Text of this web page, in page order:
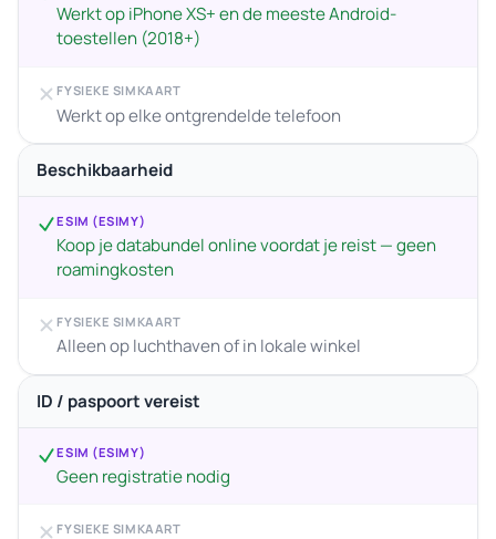
Werkt op iPhone XS+ en de meeste Android-
toestellen (2018+)
FYSIEKE SIMKAART
Werkt op elke ontgrendelde telefoon
Beschikbaarheid
ESIM (ESIMY)
Koop je databundel online voordat je reist — geen
roamingkosten
FYSIEKE SIMKAART
Alleen op luchthaven of in lokale winkel
ID / paspoort vereist
ESIM (ESIMY)
Geen registratie nodig
FYSIEKE SIMKAART